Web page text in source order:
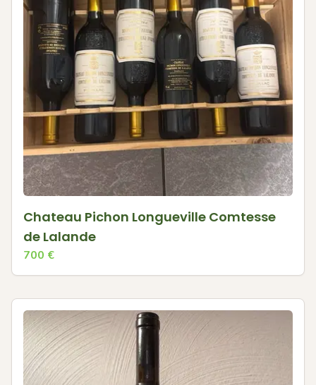
Chateau Pichon Longueville Comtesse
de Lalande
700 €